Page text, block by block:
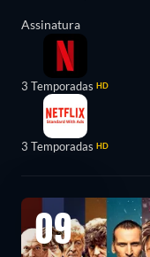
Assinatura
3 Temporadas HD
3 Temporadas HD
09